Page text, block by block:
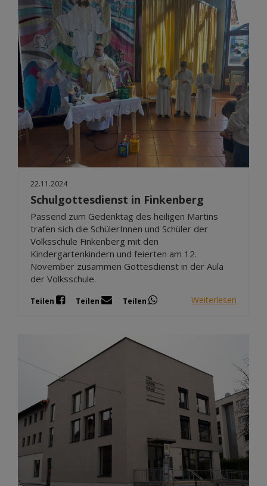
22.11.2024
Schulgottesdienst in Finkenberg
Passend zum Gedenktag des heiligen Martins
trafen sich die SchülerInnen und Schüler der
Volksschule Finkenberg mit den
Kindergartenkindern und feierten am 12.
November zusammen Gottesdienst in der Aula
der Volksschule.
Teilen Teilen Teilen Weiterlesen